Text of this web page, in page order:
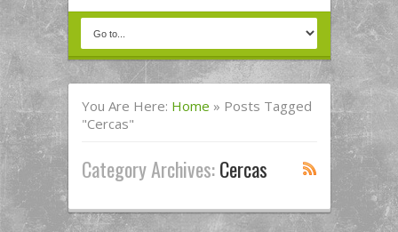
You Are Here: Home » Posts Tagged
"Cercas"
Category Archives:Cercas